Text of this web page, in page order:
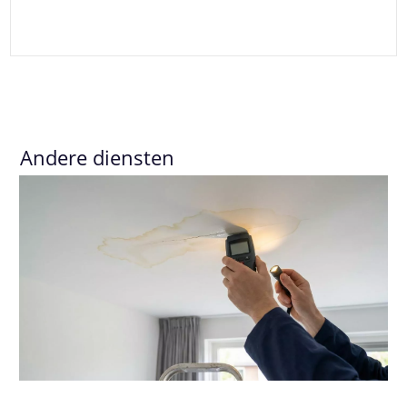
Andere diensten